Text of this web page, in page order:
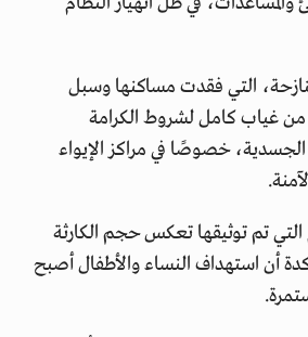
التي فقدت مساكنها وسبل
غياب كامل لشروط الكرامة
خصوصًا في مراكز الإيواء
التي تم توثيقها تعكس حجم الكارثة
أن استهداف النساء والأطفال أصبح